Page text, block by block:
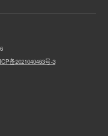
备2021040463号-3